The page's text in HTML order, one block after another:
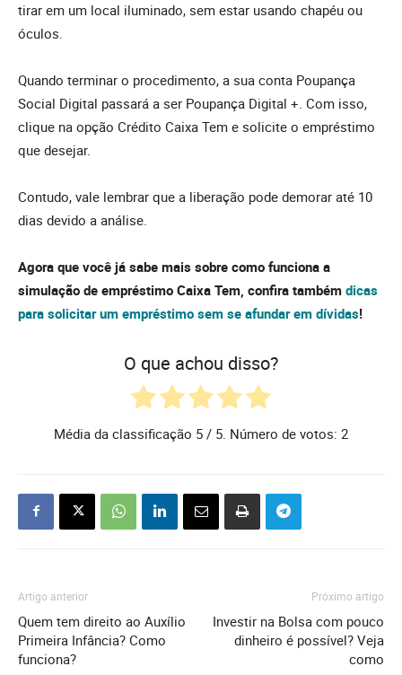
tirar em um local iluminado, sem estar usando chapéu ou
óculos.
Quando terminar o procedimento, a sua conta Poupança
Social Digital passará a ser Poupança Digital +. Com isso,
clique na opção Crédito Caixa Tem e solicite o empréstimo
que desejar.
Contudo, vale lembrar que a liberação pode demorar até 10
dias devido a análise.
Agora que você já sabe mais sobre como funciona a
simulação de empréstimo Caixa Tem, confira também dicas
para solicitar um empréstimo sem se afundar em dívidas!
O que achou disso?
Média da classificação 5 / 5. Número de votos: 2
Artigo anterior
Quem tem direito ao Auxílio
Primeira Infância? Como
funciona?
Próximo artigo
Investir na Bolsa com pouco
dinheiro é possível? Veja
como